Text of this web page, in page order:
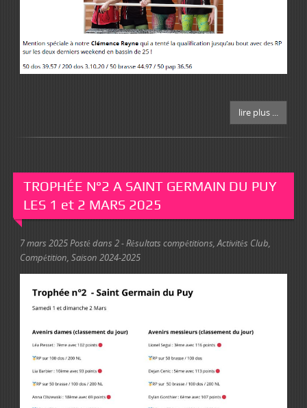
lire plus ...
TROPHÉE N°2 A SAINT GERMAIN DU PUY
LES 1 et 2 MARS 2025
7 mars 2025Posté dans 2 - Résultats compétitions,Activités Club,
Compétition, Saison 2024-2025